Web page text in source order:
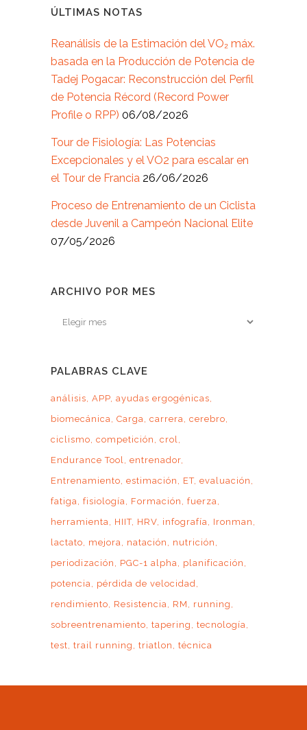
ÚLTIMAS NOTAS
Reanálisis de la Estimación del VO₂ máx.
basada en la Producción de Potencia de
Tadej Pogacar: Reconstrucción del Perfil
de Potencia Récord (Record Power
Profile o RPP) 06/08/2026
Tour de Fisiología: Las Potencias
Excepcionales y el VO2 para escalar en
el Tour de Francia 26/06/2026
Proceso de Entrenamiento de un Ciclista
desde Juvenil a Campeón Nacional Elite
07/05/2026
ARCHIVO POR MES
Archivo
PALABRAS CLAVE
análisis APP ayudas ergogénicas
biomecánica
Carga carrera
cerebro
ciclismo competición
crol
Endurance Tool
entrenador
Entrenamiento estimación ET evaluación
fatiga
fisiología Formación
fuerza
herramienta
HIIT HRV infografía
Ironman
lactato
mejora natación
nutrición
periodización
PGC-1 alpha
planificación
potencia
pérdida de velocidad
rendimiento
Resistencia RM
running
sobreentrenamiento tapering
tecnología
test trail running triatlon técnica